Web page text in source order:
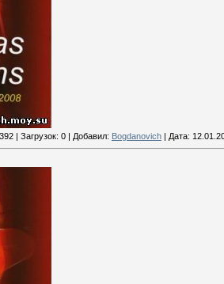
392 Загрузок: 0 Добавил: Bogdanovich Дата: